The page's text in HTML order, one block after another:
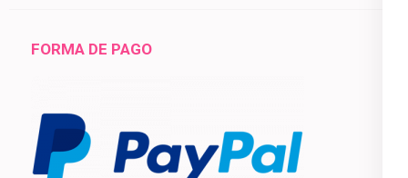
FORMA DE PAGO